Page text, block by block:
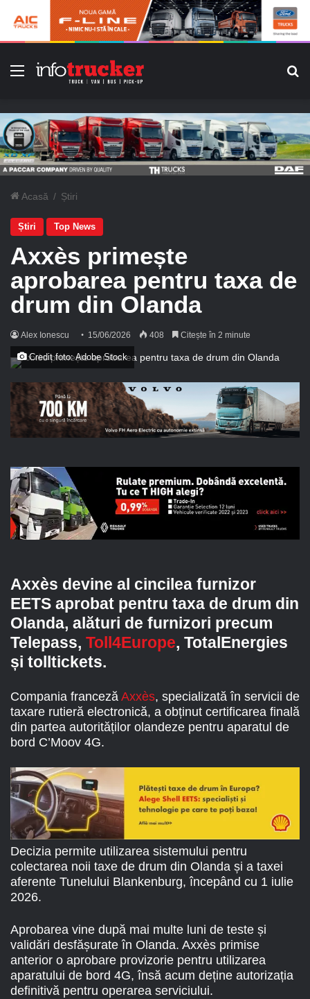
Meniu
Acasă / Știri
Știri Top News
Axxès primește
aprobarea pentru taxa de
drum din Olanda
Alex Ionescu 15/06/2026 408 Citește în 2 minute
Credit foto: Adobe Stock
Axxès devine al cincilea furnizor
EETS aprobat pentru taxa de drum din
Olanda, alături de furnizori precum
Telepass, Toll4Europe, TotalEnergies
și tolltickets.
Compania franceză Axxès, specializată în servicii de
taxare rutieră electronică, a obținut certificarea finală
din partea autorităților olandeze pentru aparatul de
bord C’Moov 4G.
Decizia permite utilizarea sistemului pentru
colectarea noii taxe de drum din Olanda și a taxei
aferente Tunelului Blankenburg, începând cu 1 iulie
2026.
Aprobarea vine după mai multe luni de teste și
validări desfășurate în Olanda. Axxès primise
anterior o aprobare provizorie pentru utilizarea
aparatului de bord 4G, însă acum deține autorizația
definitivă pentru operarea serviciului.